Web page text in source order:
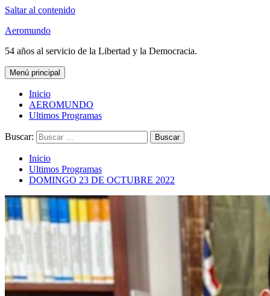
Saltar al contenido
Aeromundo
54 años al servicio de la Libertad y la Democracia.
Menú principal
Inicio
AEROMUNDO
Ultimos Programas
Buscar:
Inicio
Ultimos Programas
DOMINGO 23 DE OCTUBRE 2022